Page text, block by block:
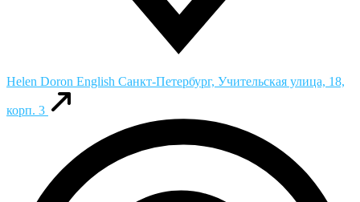
Helen Doron English Санкт-Петербург, Учительская улица, 18,
корп. 3